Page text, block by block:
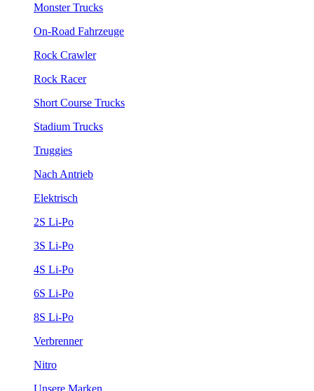
Monster Trucks
On-Road Fahrzeuge
Rock Crawler
Rock Racer
Short Course Trucks
Stadium Trucks
Truggies
Nach Antrieb
Elektrisch
2S Li-Po
3S Li-Po
4S Li-Po
6S Li-Po
8S Li-Po
Verbrenner
Nitro
Unsere Marken